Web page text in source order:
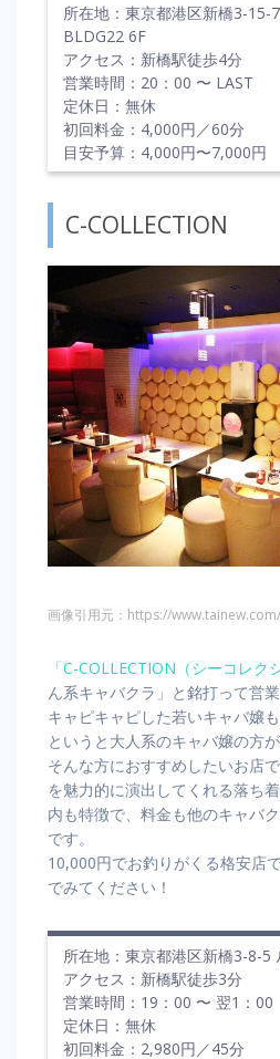
所在地：東京都港区新橋3-15-
BLDG22 6F
アクセス：新橋駅徒歩4分
営業時間：20：00 〜 LAST
定休日：無休
初回料金：4,000円／60分
目安予算：4,000円〜7,000円
C-COLLECTION
画像引用元：https://
「C-COLLECTION（シーコレク
ん系キャバクラ」と銘打って営
キャピキャピした若いキャバ嬢
というと大人系のキャバ嬢の方が
そんな方におすすめしたいお店
を魅力的に演出してくれる落ち
内も特徴で、料金も他のキャバ
です。
10,000円でお釣りがくる格安店
でみてください！
所在地：東京都港区新橋3-8-5
アクセス：新橋駅徒歩3分
営業時間：19：00 〜 翌1：00
定休日：無休
初回料金：2,980円／45分